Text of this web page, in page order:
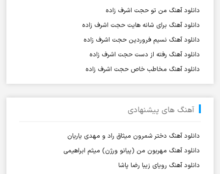
دانلود آهنگ من تو حجت اشرف زاده
دانلود آهنگ برای شانه هایت حجت اشرف زاده
دانلود آهنگ نسیم فروردین حجت اشرف زاده
دانلود آهنگ رفته از دست حجت اشرف زاده
دانلود آهنگ مخاطب خاص حجت اشرف زاده
آهنگ های پیشنهادی
دانلود آهنگ دختر شمرون میثاق راد و مهدی یاریان
دانلود آهنگ مهربون من (پیانو ورژن) میثم ابراهیمی
دانلود آهنگ رویای زیبا رضا پاشا